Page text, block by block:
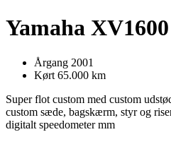
Yamaha
Årgang 2001
Kørt 65.000 km
Super flot custom med custom
custom sæde, bagskærm, styr og
digitalt speedometer mm